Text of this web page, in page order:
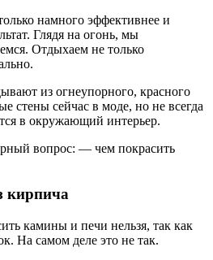
намного эффективнее и
Глядя на огонь, мы
Отдыхаем не только
из огнеупорного, красного
стены сейчас в моде, но не всегда
в окружающий интерьер.
вопрос: — чем покрасить
кирпича
камины и печи нельзя, так как
На самом деле это не так.